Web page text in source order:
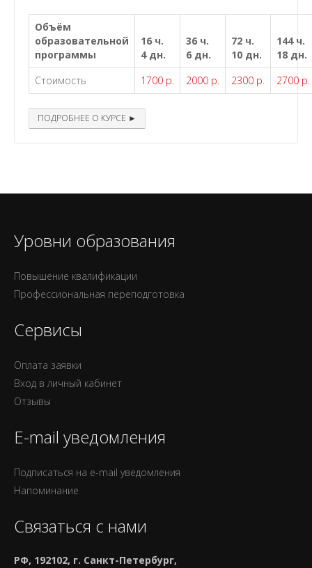
Объём
образовательной
программы
16 ч.
4 дн.
36 ч.
6 дн.
72 ч.
10 дн.
144 ч.
18 дн.
Стоимость
1700 р. 2000 р. 2300 р. 2700 р.
ПОДРОБНЕЕ О КУРСЕ ►
Уровни образования
Повышение квалификации
Профессиональная переподготовка
Сервисы
Оплата заявки
Вход в личный кабинет
Отзывы
E-mail уведомления
Подписаться на e-mail уведомления
Напоминание
Связаться с нами
РФ, 192102, г. Санкт-Петербург,